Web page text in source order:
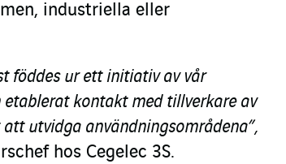
industriella eller
föddes ur ett initiativ av vår
kontakt med tillverkare av
utvidga användningsområdena”,
hos Cegelec 3S.